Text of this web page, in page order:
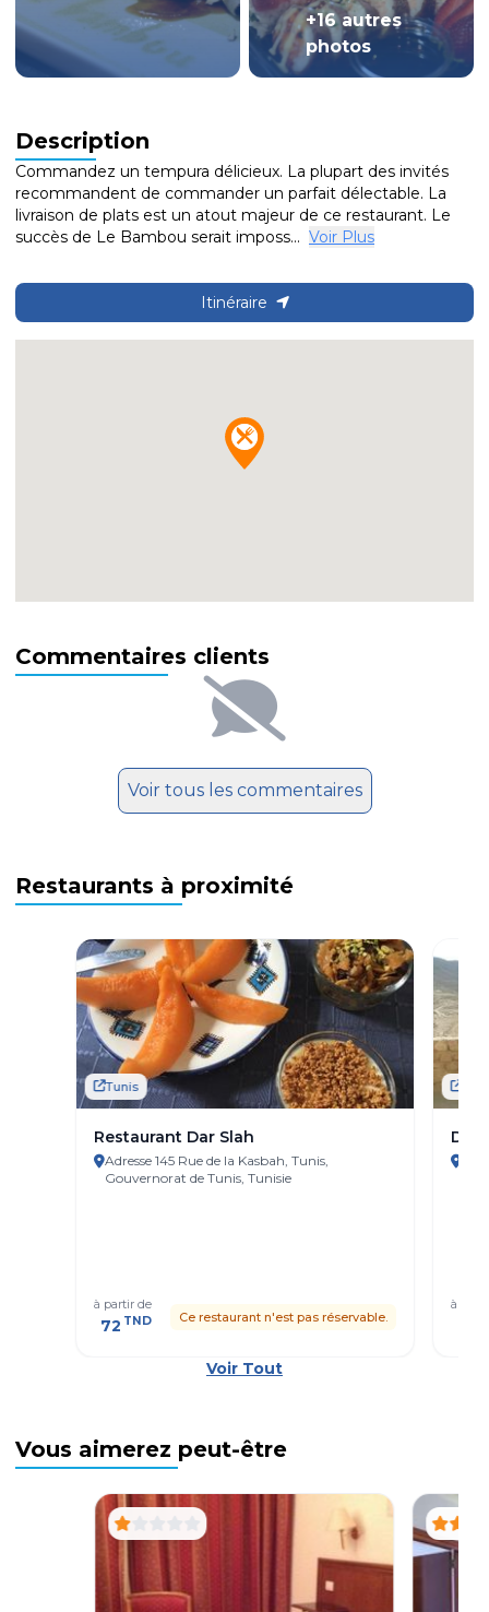
+16 autres
photos
Description
Commandez un tempura délicieux. La plupart des invités
recommandent de commander un parfait délectable. La
livraison de plats est un atout majeur de ce restaurant. Le
succès de Le Bambou serait imposs... Voir Plus
Itinéraire
Commentaires clients
Voir tous les commentaires
Restaurants à proximité
Tunis
Restaurant Dar Slah
Adresse 145 Rue de la Kasbah, Tunis,
Gouvernorat de Tunis, Tunisie
à partir de
72 TND Ce restaurant n'est pas réservable.
Dar
à
Voir Tout
Vous aimerez peut-être